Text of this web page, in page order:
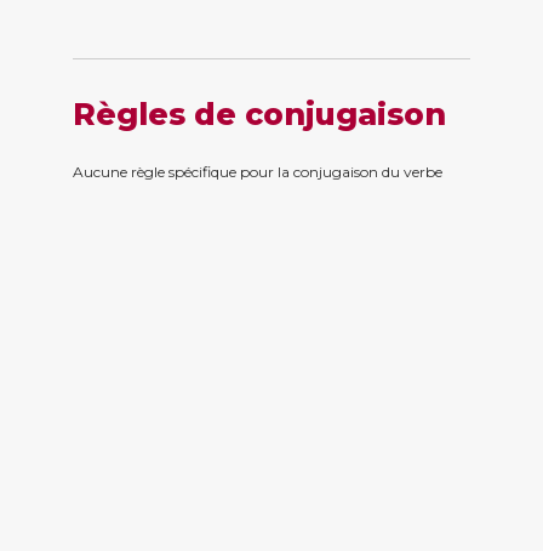
Règles de conjugaison
Aucune règle spécifique pour la conjugaison du verbe